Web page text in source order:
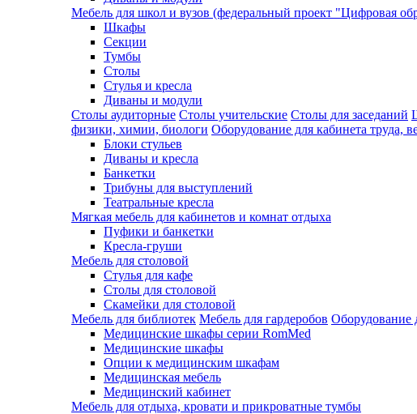
Мебель для школ и вузов (федеральный проект "Цифровая
Шкафы
Секции
Тумбы
Столы
Стулья и кресла
Диваны и модули
Столы аудиторные Столы учительские Столы для заседаний
физики, химии, биологи Оборудование для кабинета труда,
Блоки стульев
Диваны и кресла
Банкетки
Трибуны для выступлений
Театральные кресла
Мягкая мебель для кабинетов и комнат отдыха
Пуфики и банкетки
Кресла-груши
Мебель для столовой
Cтулья для кафе
Cтолы для столовой
Скамейки для столовой
Мебель для библиотек Мебель для гардеробов Оборудование
Медицинские шкафы серии RomMed
Медицинские шкафы
Опции к медицинским шкафам
Медицинская мебель
Медицинский кабинет
Мебель для отдыха, кровати и прикроватные тумбы